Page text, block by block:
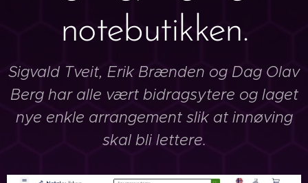
notebutikken.
Sigvald Tveit, Erik Brænden og Dag Olav
Berg har alle vært bidragsytere og laget
nye enkle arrangement slik at innøving
skal bli lettere.